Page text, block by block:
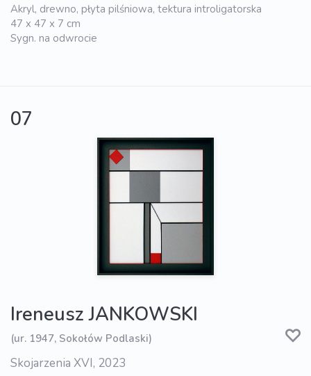
Akryl, drewno, płyta pilśniowa, tektura introligatorska
47 x 47 x 7 cm
Sygn. na odwrocie
07
Ireneusz JANKOWSKI
(ur. 1947, Sokołów Podlaski)
Skojarzenia XVI, 2023